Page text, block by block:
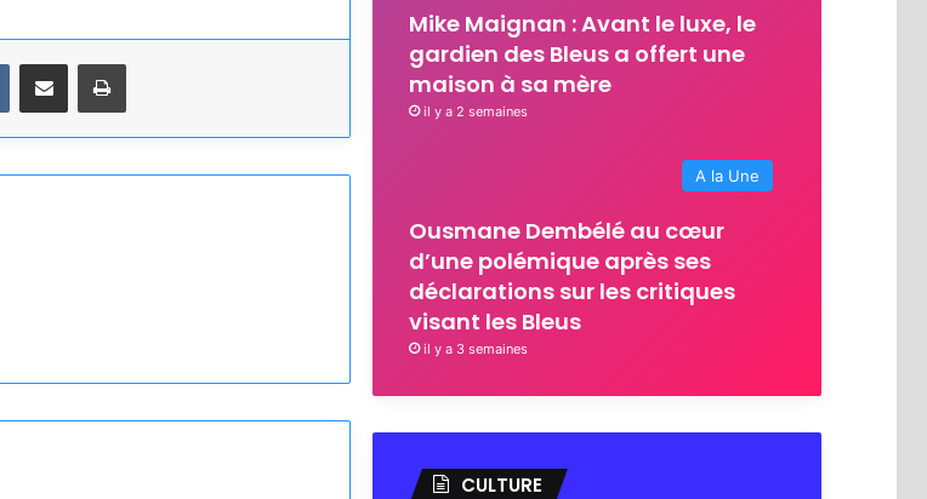
VKontaktePartager par email Imprimer
Mike Maignan : Avant le luxe, le
gardien des Bleus a offert une
maison à sa mère
il y a 2 semaines
A la Une
Ousmane Dembélé au cœur
d’une polémique après ses
déclarations sur les critiques
visant les Bleus
il y a 3 semaines
CULTURE